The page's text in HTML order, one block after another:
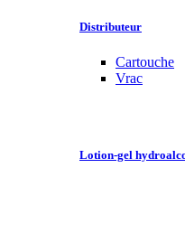
Distributeur
Cartouche
Vrac
Lotion-gel